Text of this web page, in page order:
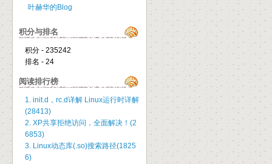
叶赫华的Blog
积分与排名
积分 - 235242
排名 - 24
阅读排行榜
1. init.d，rc.d详解 Linux运行时详解
(28413)
2. XP共享拒绝访问，全面解决！(2
6853)
3. Linux动态库(.so)搜索路径(1825
6)